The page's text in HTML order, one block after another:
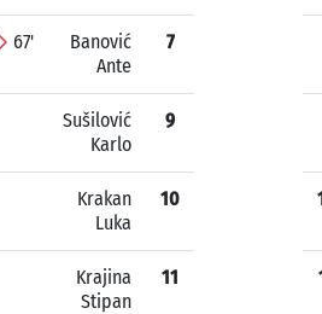
67'
Banović
Ante
7
Sušilović
Karlo
9
Krakan
Luka
10
Krajina
Stipan
11